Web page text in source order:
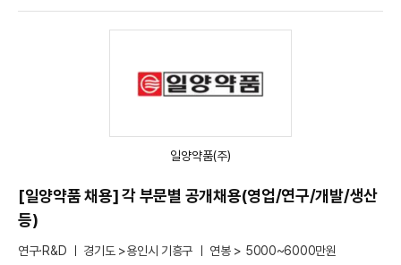
일양약품(주)
[일양약품 채용] 각 부문별 공개채용(영업/연구/개발/생산
등)
연구·R&D ㅣ 경기도 >용인시 기흥구 ㅣ 연봉 > 5000~6000만원